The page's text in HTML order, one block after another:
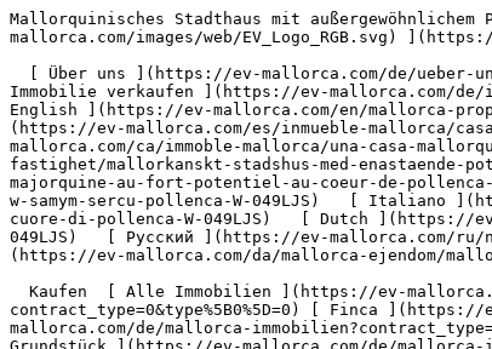
Mallorquinisches Stadthaus mit außergewöhnlichem Potenzial im Herzen von Pollença - Engel &amp; Völkers Mallorca                [ ![EV Mallorca](https://cdn.ev-mallorca.com/images/web/EV_Logo_RGB.svg) ](https://ev-mallorca.com/de)  Mallorca  

  [ Über uns ](https://ev-mallorca.com/de/ueber-uns) [ Über Mallorca ](https://ev-mallorca.com/de/ueber-mallorca) [ Kontakt ](https://ev-mallorca.com/de/standorte) [ Immobilie verkaufen ](https://ev-mallorca.com/de/immobilie-auf-mallorca-verkaufen) [    Mein Account  ](https://ev-mallorca.com/de/mein-account)   Deutsch       [ English ](https://ev-mallorca.com/en/mallorca-property/traditional-mallorcan-townhouse-with-outstanding-potential-in-the-heart-of-pollenca-W-049LJS)   [ Español ](https://ev-mallorca.com/es/inmueble-mallorca/casa-mallorquina-con-gran-potencial-en-el-corazon-de-pollenca-W-049LJS)    [ Català ](https://ev-mallorca.com/ca/immoble-mallorca/una-casa-mallorquina-amb-gran-potencial-al-cor-de-pollenca-W-049LJS)   [ Svenska ](https://ev-mallorca.com/sv/mallorca-fastighet/mallorkanskt-stadshus-med-enastaende-potential-i-hjartat-av-pollenca-W-049LJS)   [ Français ](https://ev-mallorca.com/fr/bien-majorque/authentique-maison-majorquine-au-fort-potentiel-au-coeur-de-pollenca-W-049LJS)   [ Polski ](https://ev-mallorca.com/pl/nieruchomosc-majorce/mallorska-kamienica-o-niezwyklym-potencjale-w-samym-sercu-pollenca-W-049LJS)   [ Italiano ](https://ev-mallorca.com/it/immobili-maiorca/casa-di-citta-in-stile-maiorchino-con-un-potenziale-straordinario-nel-cuore-di-pollenca-W-049LJS)   [ Dutch ](https://ev-mallorca.com/nl/mallorca-eigendom/mallorquijns-herenhuis-met-uitzonderlijk-potentieel-in-het-hart-van-pollenca-W-049LJS)   [ Русский ](https://ev-mallorca.com/ru/nedvizhimost-mayorka/maiorkinskii-taunxaus-s-iskliucitelnym-potencialom-v-samom-serdce-polensy-W-049LJS)   [ Dansk ](https://ev-mallorca.com/da/mallorca-ejendom/mallorcansk-byhus-med-enestaende-potentiale-i-hjertet-af-pollenca-W-049LJS)   

  Kaufen  [ Alle Immobilien ](https://ev-mallorca.com/de/mallorca-immobilien?contract_type=0) [ Haus ](https://ev-mallorca.com/de/mallorca-immobilien?contract_type=0&type%5B0%5D=0) [ Finca ](https://ev-mallorca.com/de/mallorca-immobilien?contract_type=0&type%5B0%5D=1) [ Apartment ](https://ev-mallorca.com/de/mallorca-immobilien?contract_type=0&type%5B0%5D=2) [ Penthouse ](https://ev-mallorca.com/de/mallorca-immobilien?contract_type=0&type%5B0%5D=5) [ Grundstück ](https://ev-mallorca.com/de/mallorca-immobilien?contract_type=0&type%5B0%5D=3) [ Neubauprojekt ](https://ev-mallorca.com/de/mallorca-immobilien?contract_type=0&type%5B0%5D=development) 

  Mieten  [ Alle Immobilien ](https://ev-mallorca.com/de/mallorca-immobilien?contract_type=1) [ Haus ](https://ev-mallorca.com/de/mallorca-immobilien?contract_type=1&type%5B0%5D=0) [ Finca ](https://ev-mallorca.com/de/mallorca-immobilien?contract_type=1&type%5B0%5D=1) [ Apartment ](https://ev-mallorca.com/de/mallorca-immobilien?contract_type=1&type%5B0%5D=2) [ Penthouse ](https://ev-mallorca.com/de/mallorca-